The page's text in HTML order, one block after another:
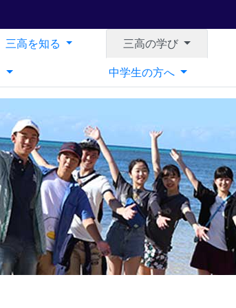
三高を知る 三高の学び
中学生の方へ